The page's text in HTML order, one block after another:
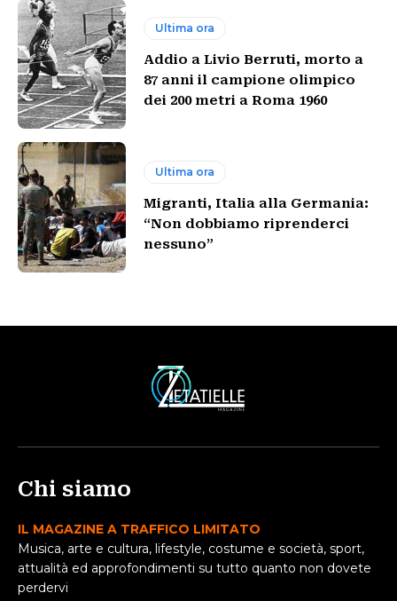
Ultima ora
Addio a Livio Berruti, morto a
87 anni il campione olimpico
dei 200 metri a Roma 1960
Ultima ora
Migranti, Italia alla Germania:
“Non dobbiamo riprenderci
nessuno”
Chi siamo
IL MAGAZINE A TRAFFICO LIMITATO
Musica, arte e cultura, lifestyle, costume e società, sport,
attualità ed approfondimenti su tutto quanto non dovete
perdervi